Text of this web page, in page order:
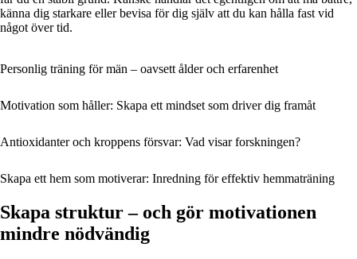
känna dig starkare eller bevisa för dig själv att du kan hålla fast vid
något över tid.
Personlig träning för män – oavsett ålder och erfarenhet
Motivation som håller: Skapa ett mindset som driver dig framåt
Antioxidanter och kroppens försvar: Vad visar forskningen?
Skapa ett hem som motiverar: Inredning för effektiv hemmaträning
Skapa struktur – och gör motivationen
mindre nödvändig